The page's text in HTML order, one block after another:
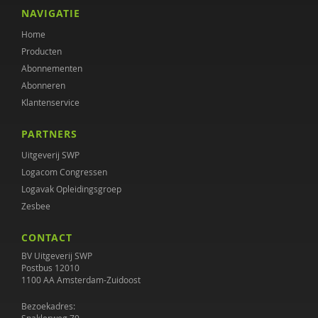
NAVIGATIE
Home
Producten
Abonnementen
Abonneren
Klantenservice
PARTNERS
Uitgeverij SWP
Logacom Congressen
Logavak Opleidingsgroep
Zesbee
CONTACT
BV Uitgeverij SWP
Postbus 12010
1100 AA Amsterdam-Zuidoost
Bezoekadres: